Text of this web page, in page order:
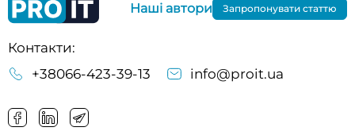
Контакти:
+38066-423-39-13
info@proit.ua
Наші автори Запропонувати статтю